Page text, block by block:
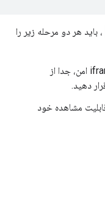
هر دو مرحله زیر را
پخش‌کننده ویدیوی خود را در یک iframe امن، جدا از
مشاهده خود